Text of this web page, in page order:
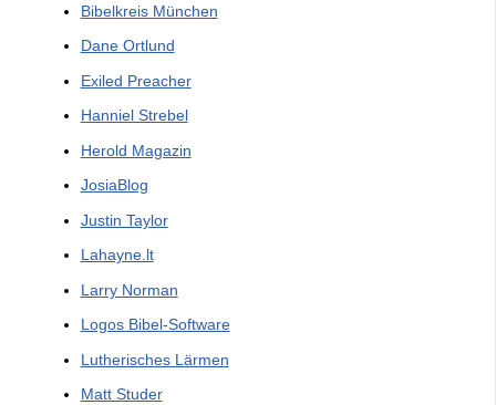
Bibelkreis München
Dane Ortlund
Exiled Preacher
Hanniel Strebel
Herold Magazin
JosiaBlog
Justin Taylor
Lahayne.lt
Larry Norman
Logos Bibel-Software
Lutherisches Lärmen
Matt Studer